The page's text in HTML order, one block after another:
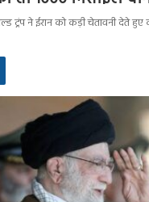
ट्रंप ने ईरान को कड़ी चेतावनी देते